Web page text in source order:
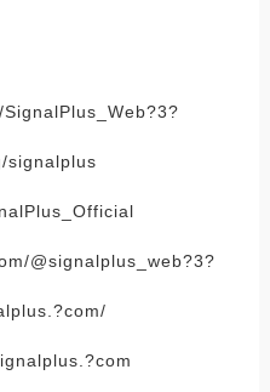
signalplus
@signalplus_web?3?